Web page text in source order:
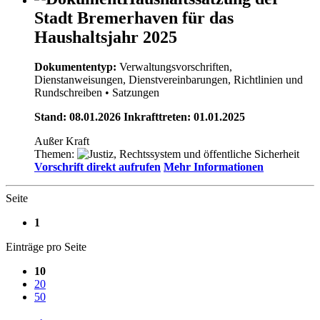
Stadt Bremerhaven für das
Haushaltsjahr 2025
Dokumententyp: Verwaltungsvorschriften,
Dienstanweisungen, Dienstvereinbarungen, Richtlinien und
Rundschreiben • Satzungen
Stand: 08.01.2026 Inkrafttreten: 01.01.2025
Außer Kraft
Themen:
Vorschrift direkt aufrufen Mehr Informationen
Seite
1
Einträge pro Seite
10
20
50